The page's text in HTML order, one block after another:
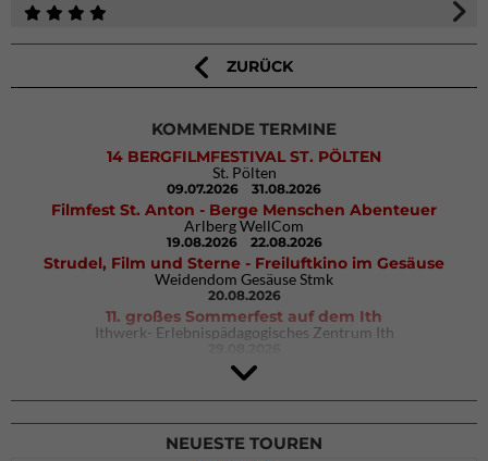
ZURÜCK
KOMMENDE TERMINE
14 BERGFILMFESTIVAL ST. PÖLTEN
St. Pölten
09.07.2026 31.08.2026
Filmfest St. Anton - Berge Menschen Abenteuer
Arlberg WellCom
19.08.2026 22.08.2026
Strudel, Film und Sterne - Freiluftkino im Gesäuse
Weidendom Gesäuse Stmk
20.08.2026
11. großes Sommerfest auf dem Ith
Ithwerk- Erlebnispädagogisches Zentrum Ith
4Blocs KIDS 2026
DAV Kletter- & Boulderzentrum München Süd (Thalkirchen)
NEUESTE TOUREN